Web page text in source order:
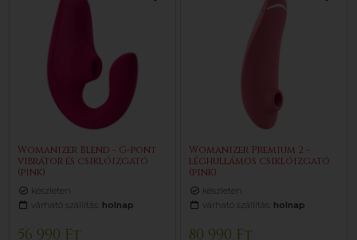
Womanizer Blend - G-pont
vibrátor és csiklóizgató
(pink)
készleten
várható szállítás: holnap
56 990 Ft
Womanizer Premium 2 -
léghullámos csiklóizgató
(pink)
készleten
várható szállítás: holnap
80 990 Ft